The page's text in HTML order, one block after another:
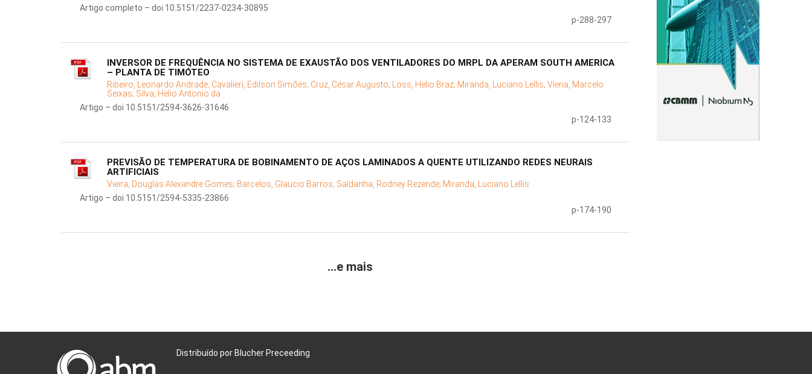
Artigo completo – doi 10.5151/2237-0234-30895
p-288-297
INVERSOR DE FREQUÊNCIA NO SISTEMA DE EXAUSTÃO DOS VENTILADORES DO MRPL DA APERAM SOUTH AMERICA
– PLANTA DE TIMÓTEO
Ribeiro, Leonardo Andrade; Cavalieri, Edilson Simões; Cruz, César Augusto; Loss, Helio Braz; Miranda, Luciano Lellis; Vieria, Marcelo
Seixas; Silva, Helio Antonio da
Artigo – doi 10.5151/2594-3626-31646
p-124-133
PREVISÃO DE TEMPERATURA DE BOBINAMENTO DE AÇOS LAMINADOS A QUENTE UTILIZANDO REDES NEURAIS
ARTIFICIAIS
Vieira, Douglas Alexandre Gomes; Barcelos, Glaucio Barros; Saldanha, Rodney Rezende; Miranda, Luciano Lellis
Artigo – doi 10.5151/2594-5335-23866
p-174-190
...e mais
Distribuído por Blucher Preceeding